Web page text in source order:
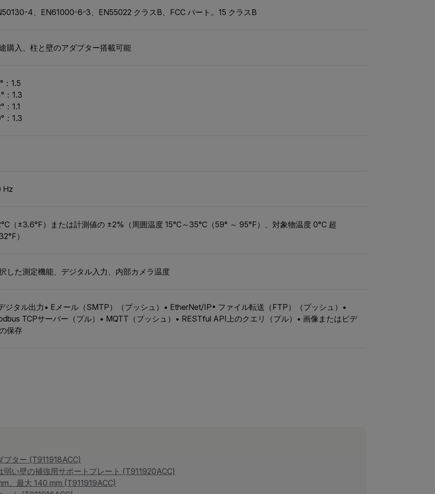
4、EN61000-6-3、EN55022 クラスB、FCC パート。15 クラスB
購入、柱と壁のアダプター搭載可能
：1.5
：1.3
：1.1
：1.3
Hz
（±3.6°F）または計測値の ±2%（周囲温度 15°C～35°C（59° ～ 95°F）、対象物温度 0°C 超
）
した測定機能、デジタル入力、内部カメラ温度
ジタル出力• Eメール（SMTP）（プッシュ）• EtherNet/IP• ファイル転送（FTP）（プッシュ）•
TCPサーバー（プル）• MQTT（プッシュ）• RESTful API上のクエリ（プル）• 画像またはビデ
保存
ター (T911918ACC)
い壁の補強用サポートプレート (T911920ACC)
、最大 140 mm (T911919ACC)